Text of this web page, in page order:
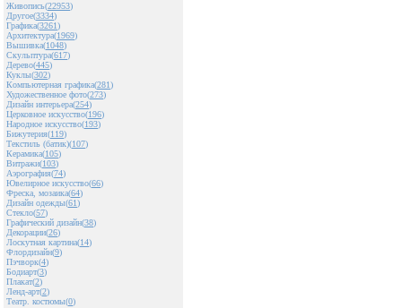
Живопись(22953)
Другое(3334)
Графика(3261)
Архитектура(1969)
Вышивка(1048)
Скульптура(617)
Дерево(445)
Куклы(302)
Компьютерная графика(281)
Художественное фото(273)
Дизайн интерьера(254)
Церковное искусство(196)
Народное искусство(193)
Бижутерия(119)
Текстиль (батик)(107)
Керамика(105)
Витражи(103)
Аэрография(74)
Ювелирное искусство(66)
Фреска, мозаика(64)
Дизайн одежды(61)
Стекло(57)
Графический дизайн(38)
Декорации(26)
Лоскутная картина(14)
Флордизайн(9)
Пэчворк(4)
Бодиарт(3)
Плакат(2)
Ленд-арт(2)
Театр. костюмы(0)